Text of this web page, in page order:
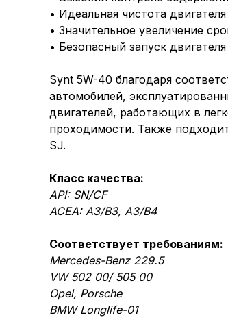
• Идеальная чистота двигателя
• Значительное увеличение
• Безопасный запуск
Synt 5W-40 благодаря
автомобилей,
двигателей, работающих в
проходимости. Также
SJ.
Класс качества:
API: SN/CF
ACEA: A3/B3, А3/B4
Соответствует требованиям:
Mercedes-Benz 229.5
VW 502 00/ 505 00
Opel, Porsche
BMW Longlife-01